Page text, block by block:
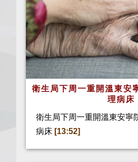
衛生局下周一重開溫東
理病床
衛生局下周一重開溫東安
病床 [13:52]